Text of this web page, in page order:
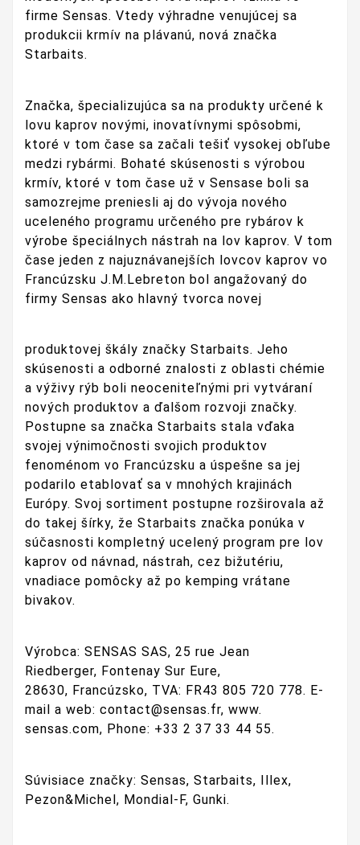
firme Sensas. Vtedy výhradne venujúcej sa
produkcii krmív na plávanú, nová značka
Starbaits.
Značka, špecializujúca sa na produkty určené k
lovu kaprov novými, inovatívnymi spôsobmi,
ktoré v tom čase sa začali tešiť vysokej obľube
medzi rybármi. Bohaté skúsenosti s výrobou
krmív, ktoré v tom čase už v Sensase boli sa
samozrejme preniesli aj do vývoja nového
uceleného programu určeného pre rybárov k
výrobe špeciálnych nástrah na lov kaprov. V tom
čase jeden z najuznávanejších lovcov kaprov vo
Francúzsku J.M.Lebreton bol angažovaný do
firmy Sensas ako hlavný tvorca novej
produktovej škály značky Starbaits. Jeho
skúsenosti a odborné znalosti z oblasti chémie
a výživy rýb boli neoceniteľnými pri vytváraní
nových produktov a ďalšom rozvoji značky.
Postupne sa značka Starbaits stala vďaka
svojej výnimočnosti svojich produktov
fenoménom vo Francúzsku a úspešne sa jej
podarilo etablovať sa v mnohých krajinách
Európy. Svoj sortiment postupne rozširovala až
do takej šírky, že Starbaits značka ponúka v
súčasnosti kompletný ucelený program pre lov
kaprov od návnad, nástrah, cez bižutériu,
vnadiace pomôcky až po kemping vrátane
bivakov.
Výrobca: SENSAS SAS, 25 rue Jean
Riedberger, Fontenay Sur Eure,
28630, Francúzsko, TVA: FR43 805 720 778. E-
mail a web: contact@sensas.fr, www.
sensas.com, Phone: +33 2 37 33 44 55.
Súvisiace značky: Sensas, Starbaits, Illex,
Pezon&Michel, Mondial-F, Gunki.